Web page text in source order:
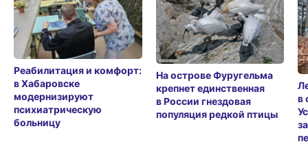
Реабилитация и комфорт:
в Хабаровске
модернизируют
психиатрическую
больницу
На острове Фуругельма
крепнет единственная
в России гнездовая
популяция редкой птицы
в